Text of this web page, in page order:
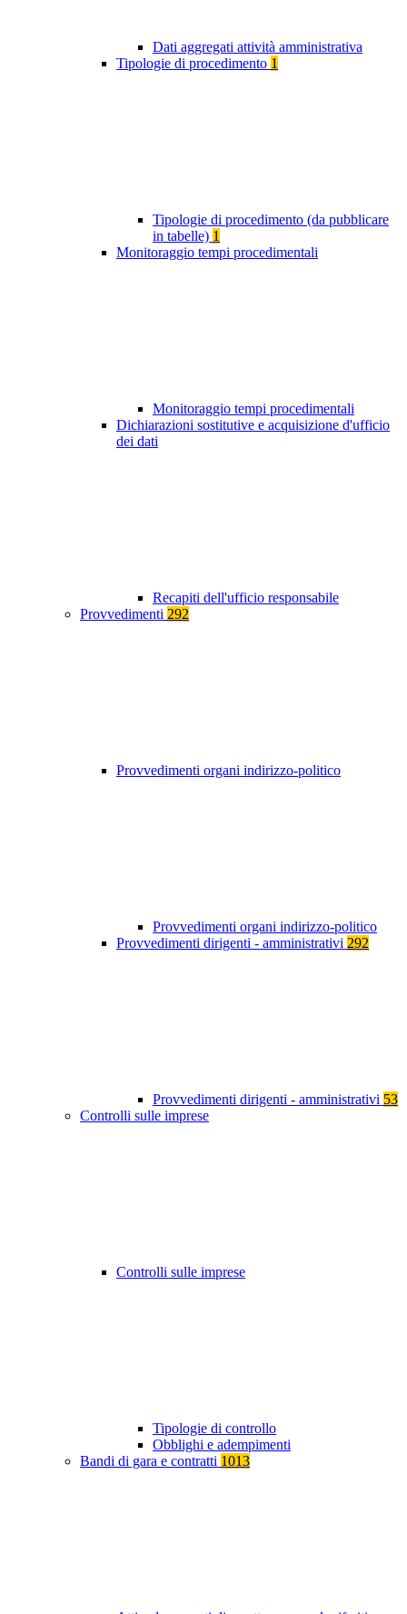
Dati aggregati attività amministrativa
Tipologie di procedimento 1
Tipologie di procedimento (da pubblicare
in tabelle) 1
Monitoraggio tempi procedimentali
Monitoraggio tempi procedimentali
Dichiarazioni sostitutive e acquisizione d'ufficio
dei dati
Recapiti dell'ufficio responsabile
Provvedimenti 292
Provvedimenti organi indirizzo-politico
Provvedimenti organi indirizzo-politico
Provvedimenti dirigenti - amministrativi 292
Provvedimenti dirigenti - amministrativi 53
Controlli sulle imprese
Controlli sulle imprese
Tipologie di controllo
Obblighi e adempimenti
Bandi di gara e contratti 1013